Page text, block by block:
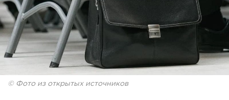
© Фото из открытых источников